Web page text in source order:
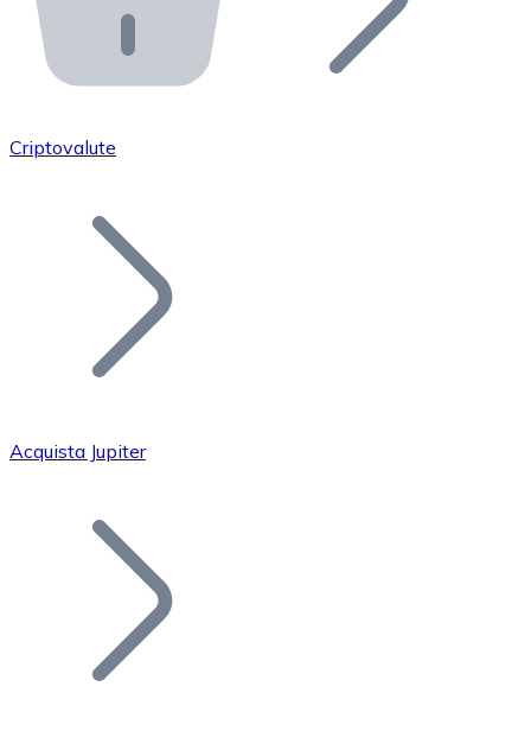
API Bitnovo
Integra la nostra API nel tuo ecosistema.
Unisciti alla nostra rete di rivenditori e
Aggiungi il token del tuo progetto al nostro servizio di
Bitcoin
Criptovalute
Acquista Jupiter